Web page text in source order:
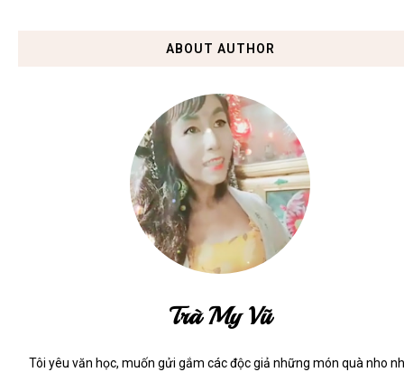
ABOUT AUTHOR
Trà My Vũ
Tôi yêu văn học, muốn gửi gắm các độc giả những món quà nho